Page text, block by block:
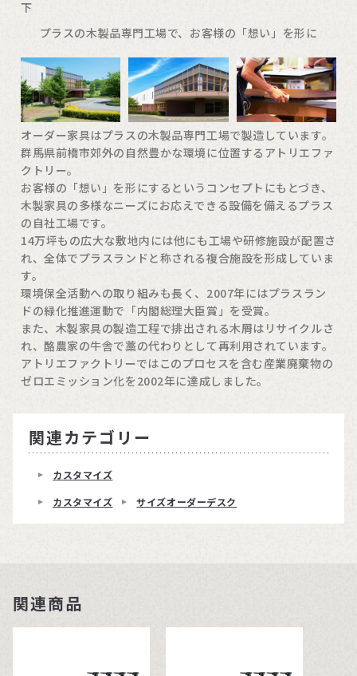
下
プラスの木製品専門工場で、お客様の「想い」を形に
オーダー家具はプラスの木製品専門工場で製造しています。
群馬県前橋市郊外の自然豊かな環境に位置するアトリエファ
クトリー。
お客様の「想い」を形にするというコンセプトにもとづき、
木製家具の多様なニーズにお応えできる設備を備えるプラス
の自社工場です。
14万坪もの広大な敷地内には他にも工場や研修施設が配置さ
れ、全体でプラスランドと称される複合施設を形成していま
す。
環境保全活動への取り組みも長く、2007年にはプラスラン
ドの緑化推進運動で「内閣総理大臣賞」を受賞。
また、木製家具の製造工程で排出される木屑はリサイクルさ
れ、酪農家の牛舎で藁の代わりとして再利用されています。
アトリエファクトリーではこのプロセスを含む産業廃棄物の
ゼロエミッション化を2002年に達成しました。
関連カテゴリー
カスタマイズ
カスタマイズ
サイズオーダーデスク
関連商品